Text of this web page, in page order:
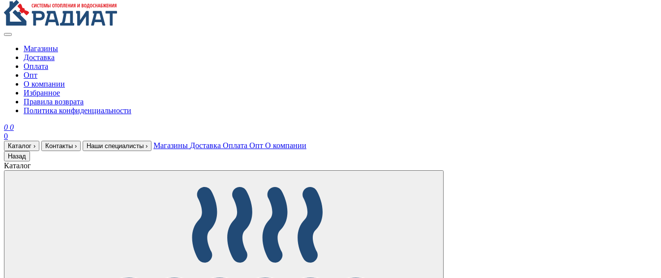
Магазины
Доставка
Оплата
Опт
О компании
Избранное
Правила возврата
Политика конфиденциальности
0 0
0
Каталог › Контакты › Наши специалисты › Магазины Доставка Оплата Опт О компании
Назад
Каталог